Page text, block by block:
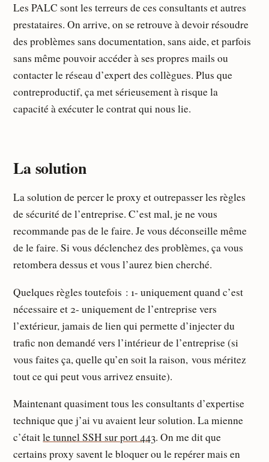
Les PALC sont les terreurs de ces consultants et autres
prestataires. On arrive, on se retrouve à devoir résoudre
des problèmes sans documentation, sans aide, et parfois
sans même pouvoir accéder à ses propres mails ou
contacter le réseau d’expert des collègues. Plus que
contreproductif, ça met sérieusement à risque la
capacité à exécuter le contrat qui nous lie.
La solution
La solution de percer le proxy et outrepasser les règles
de sécurité de l’entreprise. C’est mal, je ne vous
recommande pas de le faire. Je vous déconseille même
de le faire. Si vous déclenchez des problèmes, ça vous
retombera dessus et vous l’aurez bien cherché.
Quelques règles toutefois : 1- uniquement quand c’est
nécessaire et 2- uniquement de l’entreprise vers
l’extérieur, jamais de lien qui permette d’injecter du
trafic non demandé vers l’intérieur de l’entreprise (si
vous faites ça, quelle qu’en soit la raison, vous méritez
tout ce qui peut vous arrivez ensuite).
Maintenant quasiment tous les consultants d’expertise
technique que j’ai vu avaient leur solution. La mienne
c’étaitle tunnel SSH sur port 443. On me dit que
certains proxy savent le bloquer ou le repérer mais en